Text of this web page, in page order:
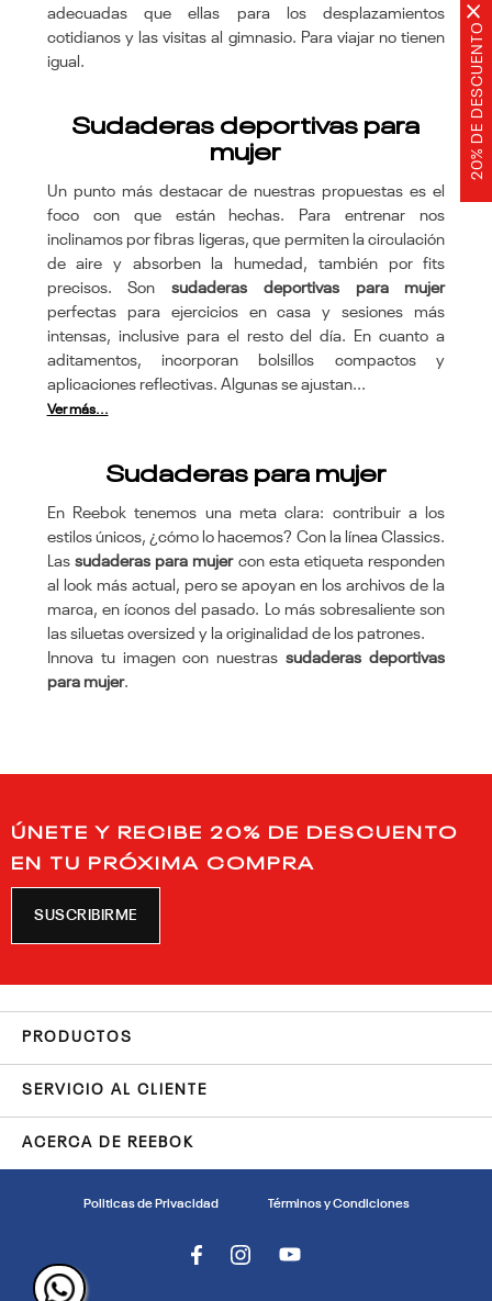
20% DE DESCUENTO
×
adecuadas que ellas para los desplazamientos
cotidianos y las visitas al gimnasio. Para viajar no tienen
igual.
Sudaderas deportivas para
mujer
Un punto más destacar de nuestras propuestas es el
foco con que están hechas. Para entrenar nos
inclinamos por fibras ligeras, que permiten la circulación
de aire y absorben la humedad, también por fits
precisos. Sonsudaderas deportivas para mujer
perfectas para ejercicios en casa y sesiones más
intensas, inclusive para el resto del día. En cuanto a
aditamentos, incorporan bolsillos compactos y
aplicaciones reflectivas. Algunas se ajustan...
Ver más...
Sudaderas para mujer
En Reebok tenemos una meta clara: contribuir a los
estilos únicos, ¿cómo lo hacemos? Con la línea Classics.
Las sudaderas para mujercon esta etiqueta responden
al look más actual, pero se apoyan en los archivos de la
marca, en íconos del pasado. Lo más sobresaliente son
las siluetas oversized y la originalidad de los patrones.
Innova tu imagen con nuestrassudaderas deportivas
para mujer.
ÚNETE Y RECIBE 20% DE DESCUENTO
EN TU PRÓXIMA COMPRA
SUSCRIBIRME
PRODUCTOS
SERVICIO AL CLIENTE
ACERCA DE REEBOK
Politicas de Privacidad Términos y Condiciones